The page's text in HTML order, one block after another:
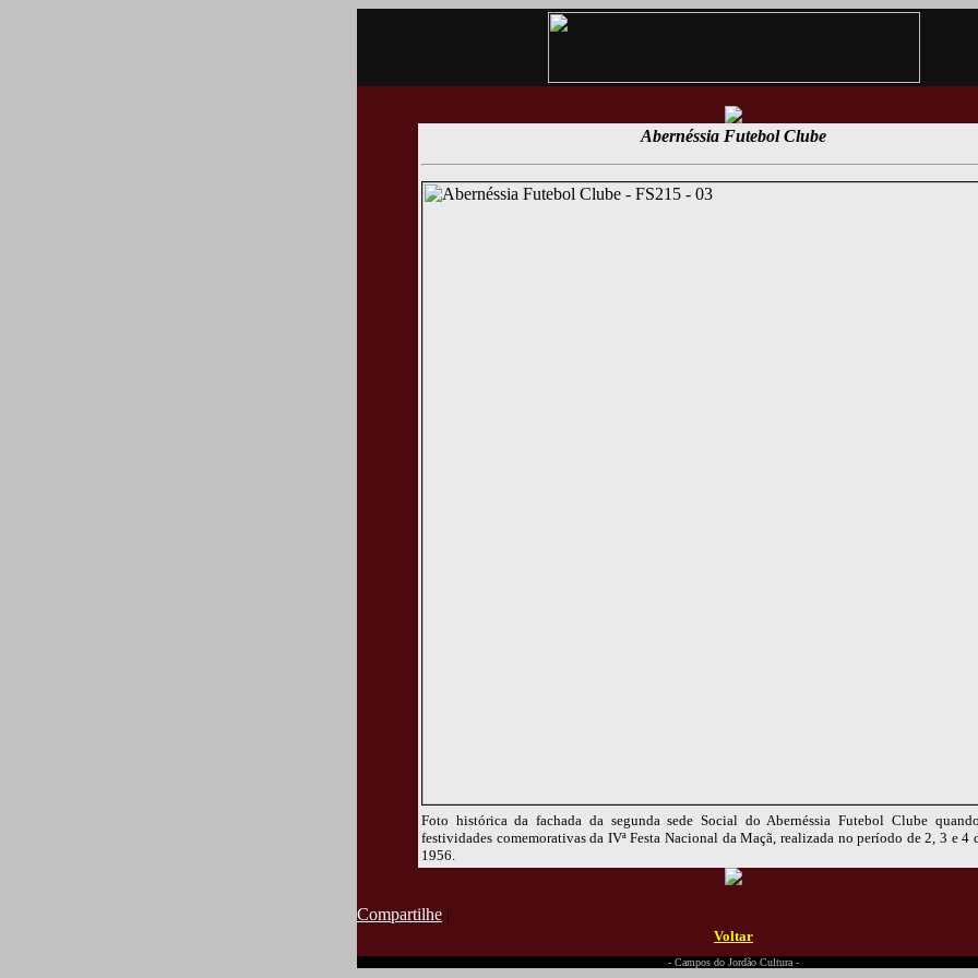
Abernéssia Futebol Clube
Foto histórica da fachada da segunda sede Social do Abernéssia Futebol Clube
festividades comemorativas da IVª Festa Nacional da Maçã, realizada no período de 2, 3 e 4
1956.
Compartilhe |
Voltar
- Campos do Jordão Cultura -